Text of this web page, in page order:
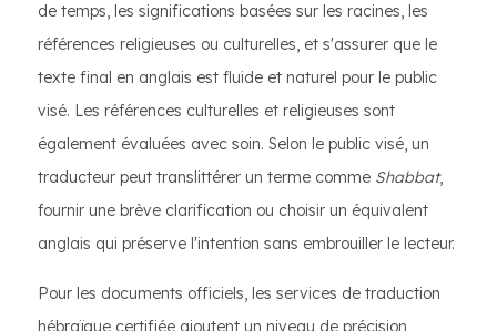
de temps, les significations basées sur les racines, les
références religieuses ou culturelles, et s'assurer que le
texte final en anglais est fluide et naturel pour le public
visé. Les références culturelles et religieuses sont
également évaluées avec soin. Selon le public visé, un
traducteur peut translittérer un terme comme Shabbat,
fournir une brève clarification ou choisir un équivalent
anglais qui préserve l'intention sans embrouiller le lecteur.
Pour les documents officiels, les services de traduction
hébraïque certifiée ajoutent un niveau de précision